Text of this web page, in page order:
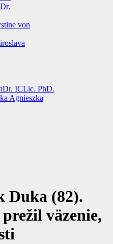
von
ICLic. PhD.
Agnieszka
Duka (82).
väzenie,